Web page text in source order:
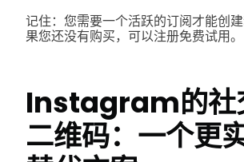
记住：您需要一个活跃的订阅才能创
果您还没有购买，可以注册免费试用。
Instagram的社
二维码：一个更